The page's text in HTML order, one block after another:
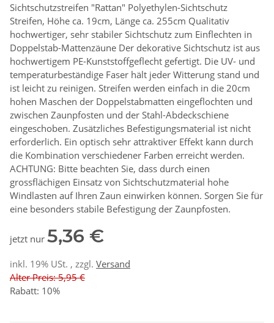
Sichtschutzstreifen "Rattan" Polyethylen-Sichtschutz
Streifen, Höhe ca. 19cm, Länge ca. 255cm Qualitativ
hochwertiger, sehr stabiler Sichtschutz zum Einflechten in
Doppelstab-Mattenzäune Der dekorative Sichtschutz ist aus
hochwertigem PE-Kunststoffgeflecht gefertigt. Die UV- und
temperaturbeständige Faser hält jeder Witterung stand und
ist leicht zu reinigen. Streifen werden einfach in die 20cm
hohen Maschen der Doppelstabmatten eingeflochten und
zwischen Zaunpfosten und der Stahl-Abdeckschiene
eingeschoben. Zusätzliches Befestigungsmaterial ist nicht
erforderlich. Ein optisch sehr attraktiver Effekt kann durch
die Kombination verschiedener Farben erreicht werden.
ACHTUNG: Bitte beachten Sie, dass durch einen
grossflächigen Einsatz von Sichtschutzmaterial hohe
Windlasten auf Ihren Zaun einwirken können. Sorgen Sie für
eine besonders stabile Befestigung der Zaunpfosten.
jetzt nur 5,36 €
inkl. 19% USt. , zzgl. Versand
Alter Preis: 5,95 €
Rabatt: 10%